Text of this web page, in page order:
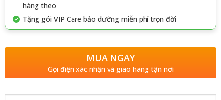
hàng theo
Tặng gói VIP Care bảo dưỡng miễn phí trọn đời
MUA NGAY
Gọi điện xác nhận và giao hàng tận nơi